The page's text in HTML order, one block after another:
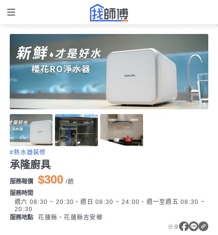
#熱水器裝修
承隆廚具
服務報價 $300 /趟
服務時間
週六 08:30 ~ 20:30、週日 08:30 ~ 24:00、週一至週五 08:30 ~
20:30
服務地點
花蓮縣、花蓮縣吉安鄉
分享